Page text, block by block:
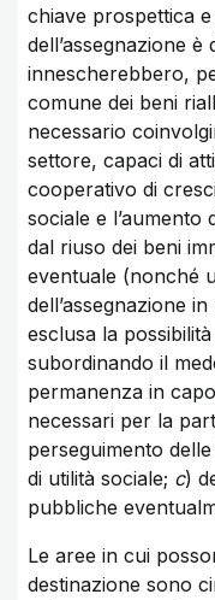
chiave prospettica
dell’assegnazione è
innescherebbero,
comune dei beni
necessario
settore, capaci di
cooperativo di
sociale e
dal riuso dei beni
eventuale (nonché
dell’assegnazione
esclusa la
subordinando il
permanenza in
necessari per la
perseguimento
di utilità sociale; c)
pubbliche
Le aree in cui
destinazione sono